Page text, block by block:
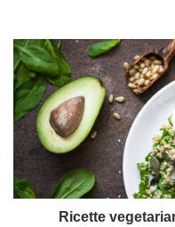
Ricette
vegetariane:
facili,
veloci
e
naturali
Ricette